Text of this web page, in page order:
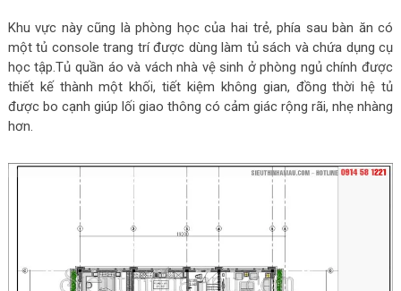
Khu vực này cũng là phòng học của hai trẻ, phía sau bàn ăn có
một tủ console trang trí được dùng làm tủ sách và chứa dụng cụ
học tập.Tủ quần áo và vách nhà vệ sinh ở phòng ngủ chính được
thiết kế thành một khối, tiết kiệm không gian, đồng thời hệ tủ
được bo cạnh giúp lối giao thông có cảm giác rộng rãi, nhẹ nhàng
hơn.